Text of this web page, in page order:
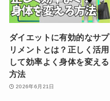
ダイエットに有効的なサプ
リメントとは？正しく活用
して効率よく身体を変える
方法
2026年6月21日